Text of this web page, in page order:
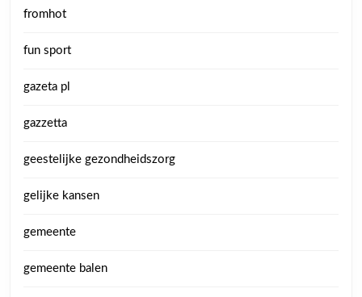
fromhot
fun sport
gazeta pl
gazzetta
geestelijke gezondheidszorg
gelijke kansen
gemeente
gemeente balen